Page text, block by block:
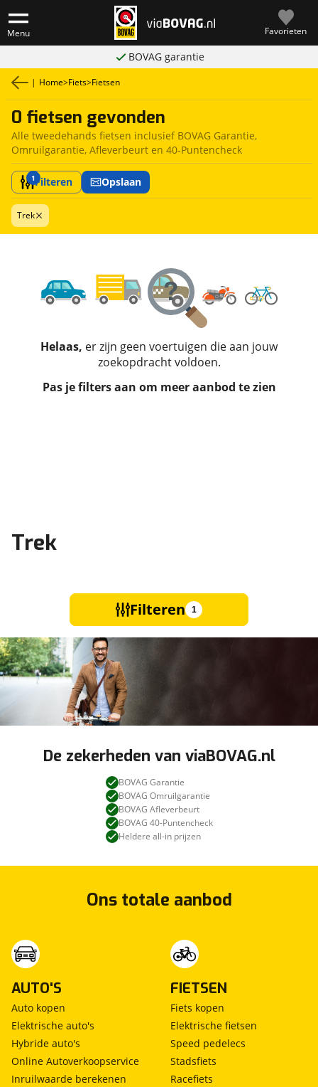
Menu Favorieten
BOVAG garantie
| Home>Fiets>Fietsen
0 fietsen gevonden
Alle tweedehands fietsen inclusief BOVAG Garantie,
Omruilgarantie, Afleverbeurt en 40-Puntencheck
1Filteren Opslaan
Trek
Helaas, er zijn geen voertuigen die aan jouw
zoekopdracht voldoen.
Pas je filters aan om meer aanbod te zien
Trek
Filteren 1
De zekerheden van viaBOVAG.nl
BOVAG Garantie
BOVAG Omruilgarantie
BOVAG Afleverbeurt
BOVAG 40-Puntencheck
Heldere all-in prijzen
Ons totale aanbod
AUTO'S
Auto kopen
Elektrische auto's
Hybride auto's
Online Autoverkoopservice
Inruilwaarde berekenen
FIETSEN
Fiets kopen
Elektrische fietsen
Speed pedelecs
Stadsfiets
Racefiets